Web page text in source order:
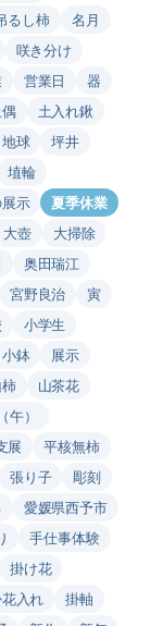
るし柿
名月
咲き分け
営業日
器
土入れ鍬
地球
坪井
埴輪
示
夏季休業
大壺
大掃除
奥田瑞江
宮野良治
寅
小学生
小鉢
展示
山茶花
午）
展
平核無柿
張り子
彫刻
愛媛県西予市
手仕事体験
掛け花
入れ
掛軸